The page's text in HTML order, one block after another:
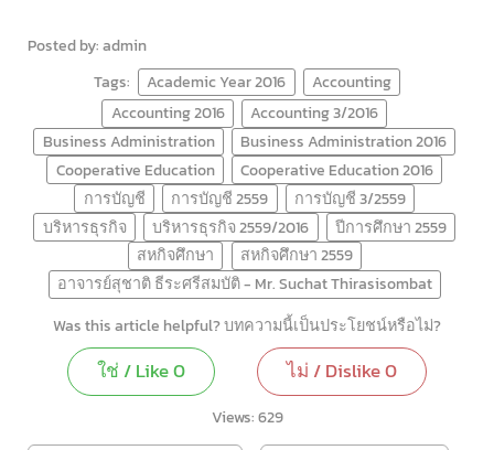
Posted by: admin
Tags:
Academic Year 2016
Accounting
Accounting 2016
Accounting 3/2016
Business Administration
Business Administration 2016
Cooperative Education
Cooperative Education 2016
การบัญชี
การบัญชี 2559
การบัญชี 3/2559
บริหารธุรกิจ
บริหารธุรกิจ 2559/2016
ปีการศึกษา 2559
สหกิจศึกษา
สหกิจศึกษา 2559
อาจารย์สุชาติ ธีระศรีสมบัติ - Mr. Suchat Thirasisombat
Was this article helpful? บทความนี้เป็นประโยชน์หรือไม่?
ใช่ / Like0 ไม่ / Dislike0
Views:629